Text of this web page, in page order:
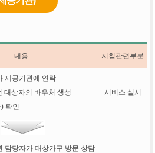
내용 지침관련부분
제공기관에 연락
대상자의 바우처 생성
확인
서비스 실시
담당자가 대상가구 방문 상담